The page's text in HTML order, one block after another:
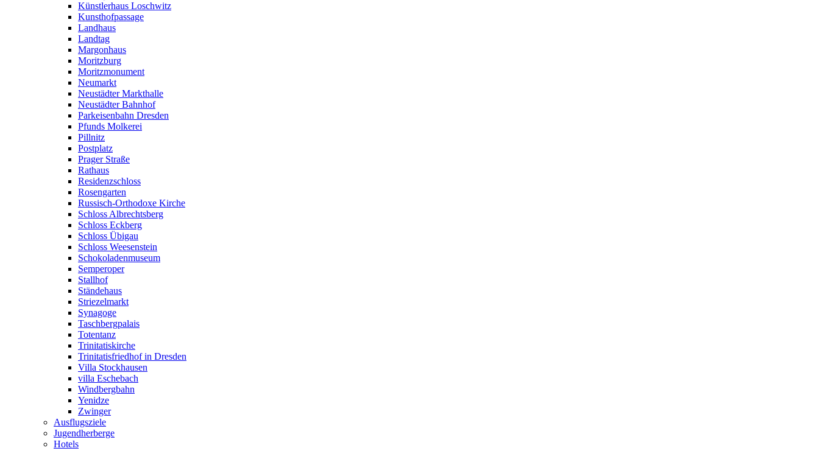
Künstlerhaus Loschwitz
Kunsthofpassage
Landhaus
Landtag
Margonhaus
Moritzburg
Moritzmonument
Neumarkt
Neustädter Markthalle
Neustädter Bahnhof
Parkeisenbahn Dresden
Pfunds Molkerei
Pillnitz
Postplatz
Prager Straße
Rathaus
Residenzschloss
Rosengarten
Russisch-Orthodoxe Kirche
Schloss Albrechtsberg
Schloss Eckberg
Schloss Übigau
Schloss Weesenstein
Schokoladenmuseum
Semperoper
Stallhof
Ständehaus
Striezelmarkt
Synagoge
Taschbergpalais
Totentanz
Trinitatiskirche
Trinitatisfriedhof in Dresden
Villa Stockhausen
villa Eschebach
Windbergbahn
Yenidze
Zwinger
Ausflugsziele
Jugendherberge
Hotels